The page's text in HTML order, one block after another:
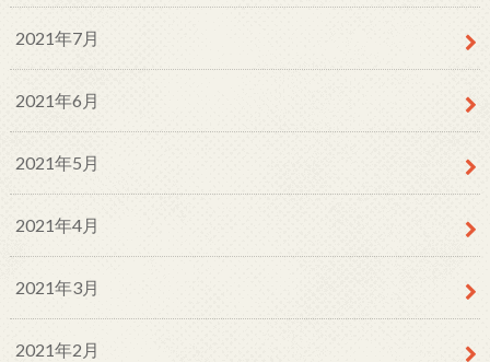
2021年7月
2021年6月
2021年5月
2021年4月
2021年3月
2021年2月